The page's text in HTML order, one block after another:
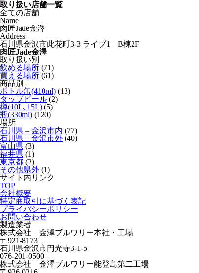
取り扱い店舗一覧
全ての店舗
Name
肉匠Jade金澤
Address
石川県金沢市此花町3-3 ライブ1 B棟2F
肉匠Jade金澤
取り扱い別
飲める場所 (71)
買える場所 (61)
商品別
ボトル缶(410ml) (13)
タップビール (2)
樽(10L､15L) (5)
瓶(330ml) (120)
場所
石川県 – 金沢市内 (77)
石川県 – 金沢市外 (40)
富山県 (3)
福井県 (1)
東京都 (2)
その他県外 (1)
サイト内リンク
TOP
会社概要
特定商取引に基づく表記
プライバシーポリシー
お問い合わせ
製造業者
株式会社 金澤ブルワリー本社・工場
〒921-8173
石川県金沢市円光寺3-1-5
076-201-0500
株式会社 金澤ブルワリー能登島第二工場